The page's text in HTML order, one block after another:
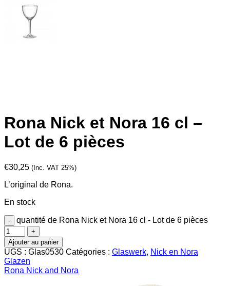
Rona Nick et Nora 16 cl –
Lot de 6 pièces
€30,25 (Inc. VAT 25%)
L’original de Rona.
En stock
quantité de Rona Nick et Nora 16 cl - Lot de 6 pièces
Ajouter au panier
UGS : Glas0530 Catégories : Glaswerk, Nick en Nora
Glazen
Rona Nick and Nora